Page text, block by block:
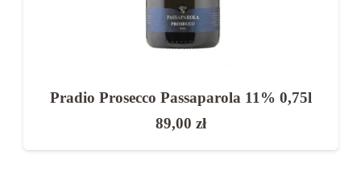
Pradio Prosecco Passaparola 11% 0,75l
89,00 zł